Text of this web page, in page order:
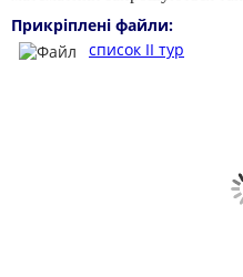
Прикріплені файли:
список ІІ тур